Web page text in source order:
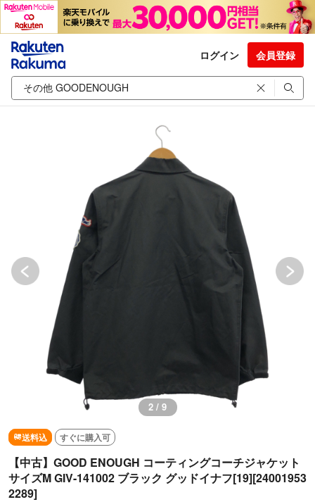
ログイン 会員登録
2 / 9
送料込 すぐに購入可
【中古】GOOD ENOUGH コーティングコーチジャケット
サイズM GIV-141002 ブラック グッドイナフ[19][24001953
2289]